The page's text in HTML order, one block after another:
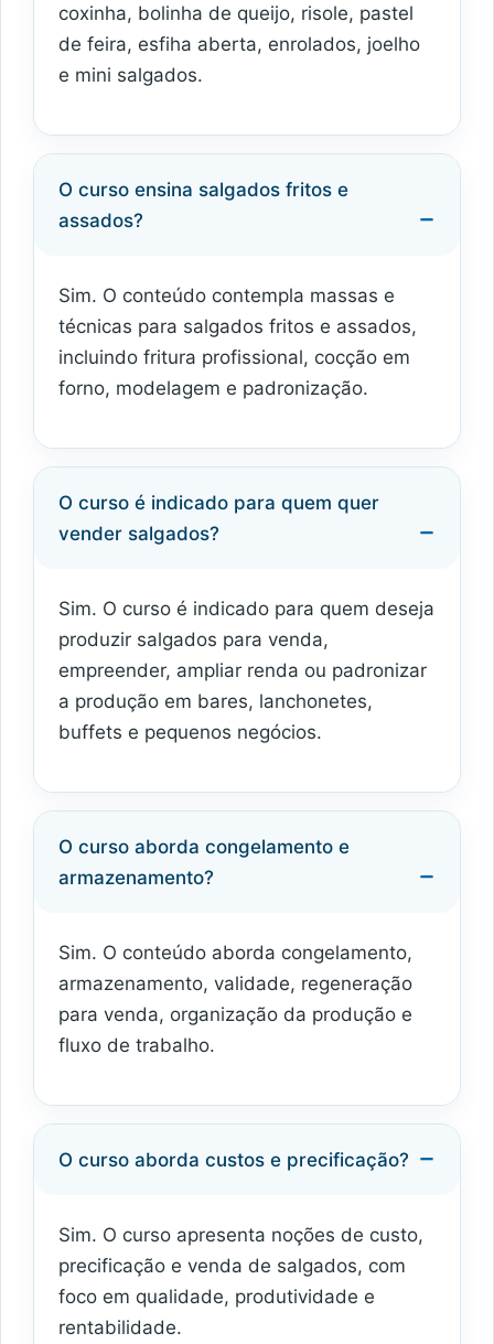
coxinha, bolinha de queijo, risole, pastel
de feira, esfiha aberta, enrolados, joelho
e mini salgados.
O curso ensina salgados fritos e
assados?
Sim. O conteúdo contempla massas e
técnicas para salgados fritos e assados,
incluindo fritura profissional, cocção em
forno, modelagem e padronização.
O curso é indicado para quem quer
vender salgados?
Sim. O curso é indicado para quem deseja
produzir salgados para venda,
empreender, ampliar renda ou padronizar
a produção em bares, lanchonetes,
buffets e pequenos negócios.
O curso aborda congelamento e
armazenamento?
Sim. O conteúdo aborda congelamento,
armazenamento, validade, regeneração
para venda, organização da produção e
fluxo de trabalho.
O curso aborda custos e precificação?
Sim. O curso apresenta noções de custo,
precificação e venda de salgados, com
foco em qualidade, produtividade e
rentabilidade.